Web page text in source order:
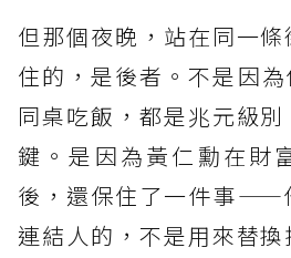
但那個夜晚，站在同一
住的，是後者。不是因
同桌吃飯，都是兆元級
鍵。是因為黃仁勳在財
後，還保住了一件事——
連結人的，不是用來替